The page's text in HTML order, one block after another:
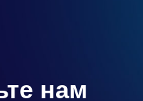
нам